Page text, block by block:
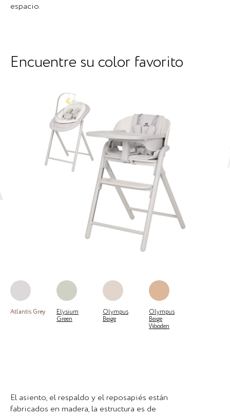
espacio.
Encuentre su color favorito
Atlantis Grey
Elysium
Green
Olympus
Beige
Olympus
Beige
Wooden
El asiento, el respaldo y el reposapiés están
fabricados en madera, la estructura es de